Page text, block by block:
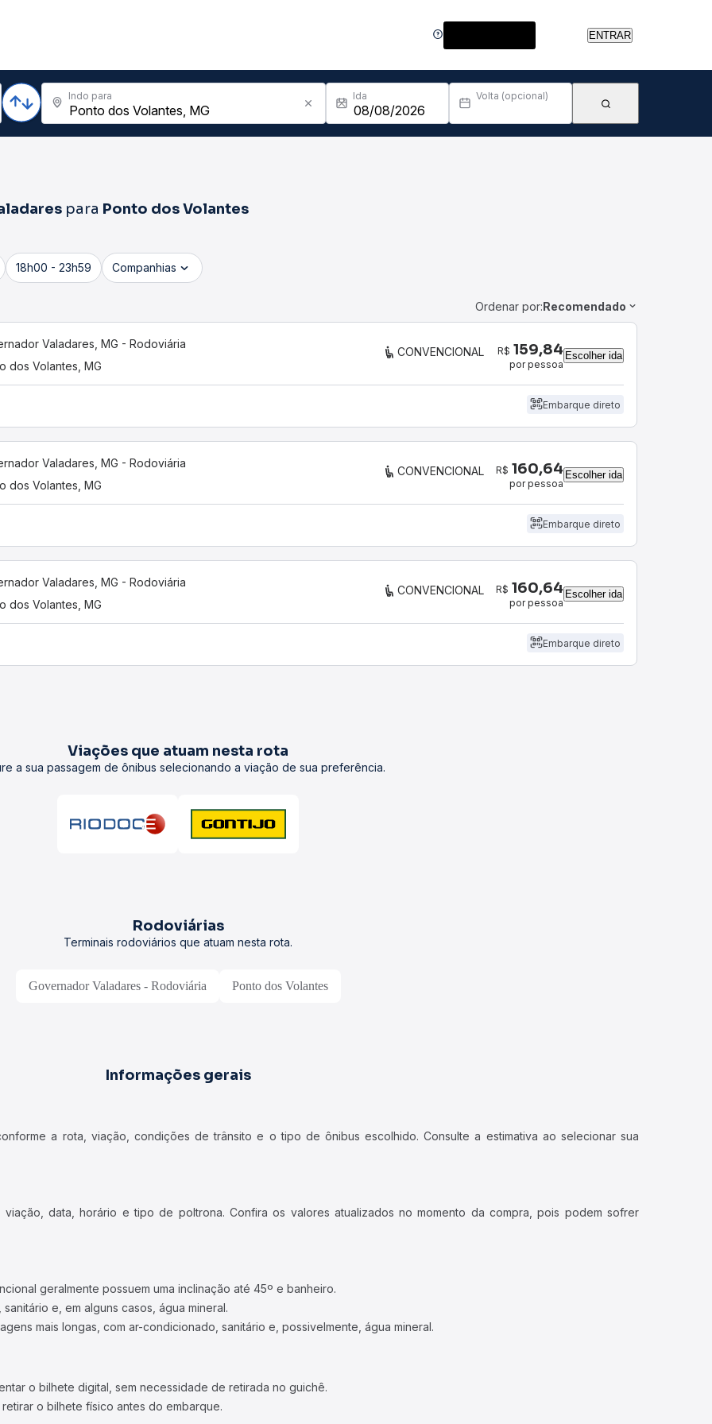
ENTRAR
Indo para Ida Volta (opcional)
para Ponto dos Volantes
18h00 - 23h59 Companhias
Ordenar por:Recomendado
Valadares, MG - Rodoviária
dos Volantes, MG
CONVENCIONAL R$ 159,84
por pessoa
Escolher ida
Embarque direto
Valadares, MG - Rodoviária
dos Volantes, MG
CONVENCIONAL R$ 160,64
por pessoa
Escolher ida
Embarque direto
Valadares, MG - Rodoviária
dos Volantes, MG
CONVENCIONAL R$ 160,64
por pessoa
Escolher ida
Embarque direto
Viações que atuam nesta rota
a sua passagem de ônibus selecionando a viação de sua preferência.
Rodoviárias
Terminais rodoviários que atuam nesta rota.
Governador Valadares - Rodoviária Ponto dos Volantes
Informações gerais
a rota, viação, condições de trânsito e o tipo de ônibus escolhido. Consulte a estimativa ao selecionar sua
data, horário e tipo de poltrona. Confira os valores atualizados no momento da compra, pois podem sofrer
geralmente possuem uma inclinação até 45º e banheiro.
e, em alguns casos, água mineral.
mais longas, com ar-condicionado, sanitário e, possivelmente, água mineral.
o bilhete digital, sem necessidade de retirada no guichê.
o bilhete físico antes do embarque.